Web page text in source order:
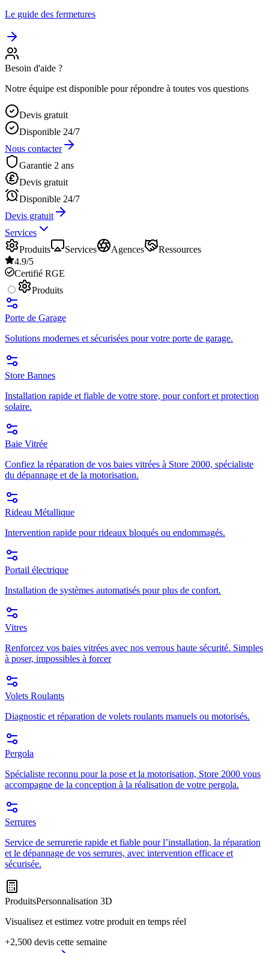
Le guide des fermetures
Besoin d'aide ?
Notre équipe est disponible pour répondre à toutes vos questions
Devis gratuit
Disponible 24/7
Nous contacter
Garantie 2 ans
Devis gratuit
Disponible 24/7
Devis gratuit
Services
Produits
Services Agences
Ressources
4.9/5
Certifié RGE
Produits
Porte de Garage
Solutions modernes et sécurisées pour votre porte de garage.
Store Bannes
Installation rapide et fiable de votre store, pour confort et protection
solaire.
Baie Vitrée
Confiez la réparation de vos baies vitrées à Store 2000, spécialiste
du dépannage et de la motorisation.
Rideau Métallique
Intervention rapide pour rideaux bloqués ou endommagés.
Portail électrique
Installation de systèmes automatisés pour plus de confort.
Vitres
Renforcez vos baies vitrées avec nos verrous haute sécurité. Simples
à poser, impossibles à forcer
Volets Roulants
Diagnostic et réparation de volets roulants manuels ou motorisés.
Pergola
Spécialiste reconnu pour la pose et la motorisation, Store 2000 vous
accompagne de la conception à la réalisation de votre pergola.
Serrures
Service de serrurerie rapide et fiable pour l’installation, la réparation
et le dépannage de vos serrures, avec intervention efficace et
sécurisée.
ProduitsPersonnalisation 3D
Visualisez et estimez votre produit en temps réel
+2,500 devis cette semaine